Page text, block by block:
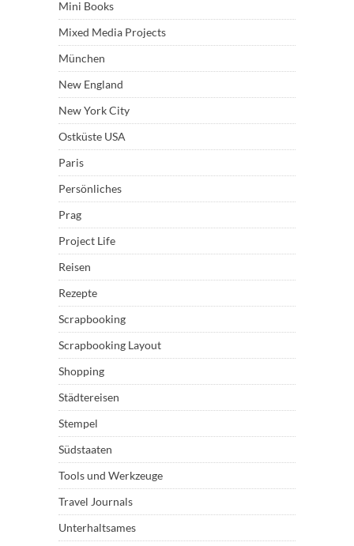
Mini Books
Mixed Media Projects
München
New England
New York City
Ostküste USA
Paris
Persönliches
Prag
Project Life
Reisen
Rezepte
Scrapbooking
Scrapbooking Layout
Shopping
Städtereisen
Stempel
Südstaaten
Tools und Werkzeuge
Travel Journals
Unterhaltsames